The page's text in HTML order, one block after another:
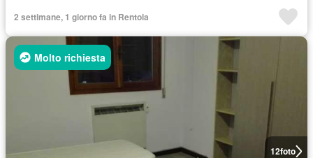
2 settimane, 1 giorno fa in Rentola
12foto
Molto richiesta